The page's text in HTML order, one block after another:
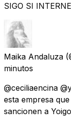
SIGO SI
Maika Andaluza
minutos
@ceciliaencina
esta empresa
sancionen a